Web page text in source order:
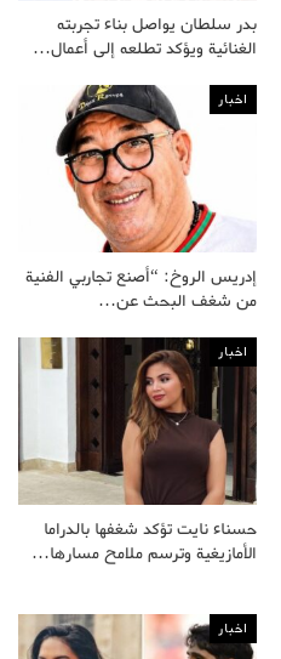
بدر سلطان يواصل بناء تجربته
الغنائية ويؤكد تطلعه إلى أعمال…
اخبار
إدريس الروخ: “أصنع تجاربي الفنية
من شغف البحث عن…
اخبار
حسناء نايت تؤكد شغفها بالدراما
الأمازيغية وترسم ملامح مسارها…
اخبار